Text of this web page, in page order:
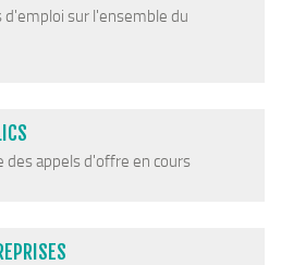
d'emploi sur l'ensemble du
des appels d'offre en cours